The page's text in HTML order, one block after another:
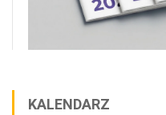
KALENDARZ